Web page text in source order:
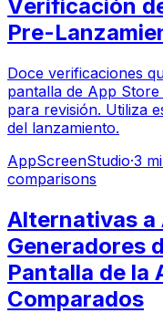
Verificación
Pre-
Doce verificaciones
pantalla de App
para revisión. Utiliza
del lanzamiento.
AppScreenStudio·3
comparisons
Alternativas a
Generadores
Pantalla de la
Comparados